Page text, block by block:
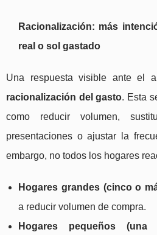
Racionalización: más
real o sol gastado
Una respuesta visible ante el
racionalización del gasto. Esta
como reducir volumen,
presentaciones o ajustar la
embargo, no todos los hogares
Hogares grandes (cinco o
a reducir volumen de compra.
Hogares pequeños